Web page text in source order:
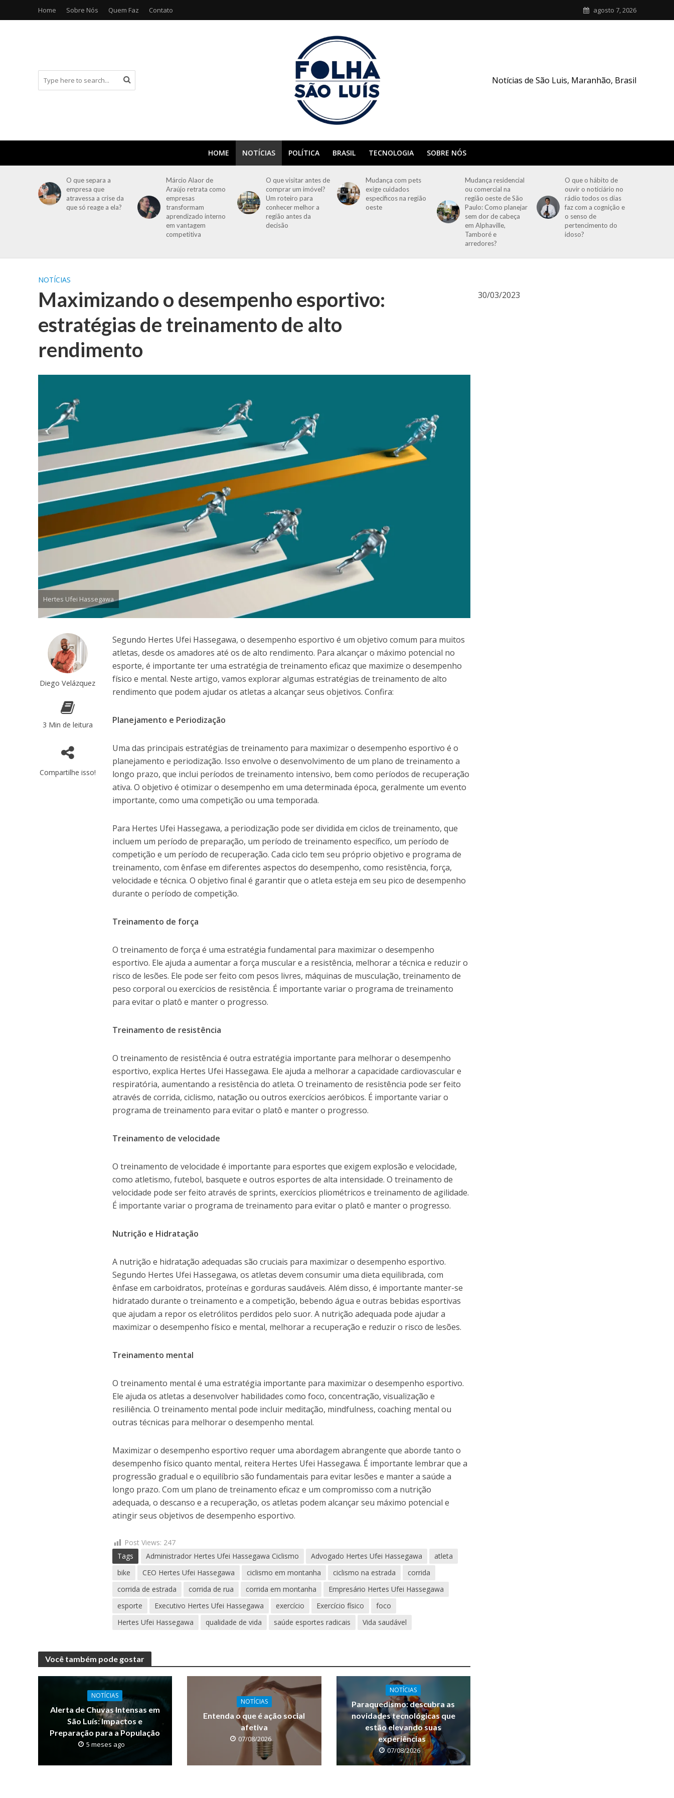
Home Sobre Nós Quem Faz Contato agosto 7, 2026
Notícias de São Luis, Maranhão, Brasil
HOME NOTÍCIAS POLÍTICA BRASIL TECNOLOGIA SOBRE NÓS
O que separa a
empresa que
atravessa a crise da
que só reage a ela?
Márcio Alaor de
Araújo retrata como
empresas
transformam
aprendizado interno
em vantagem
competitiva
O que visitar antes de
comprar um imóvel?
Um roteiro para
conhecer melhor a
região antes da
decisão
Mudança com pets
exige cuidados
específicos na região
oeste
Mudança residencial
ou comercial na
região oeste de São
Paulo: Como planejar
sem dor de cabeça
em Alphaville,
Tamboré e
arredores?
O que o hábito de
ouvir o noticiário no
rádio todos os dias
faz com a cognição e
o senso de
pertencimento do
idoso?
NOTÍCIAS
Maximizando o desempenho esportivo:
estratégias de treinamento de alto
rendimento
Hertes Ufei Hassegawa
Diego Velázquez
3 Min de leitura
Compartilhe isso!
Segundo Hertes Ufei Hassegawa, o desempenho esportivo é um objetivo comum para muitos
atletas, desde os amadores até os de alto rendimento. Para alcançar o máximo potencial no
esporte, é importante ter uma estratégia de treinamento eficaz que maximize o desempenho
físico e mental. Neste artigo, vamos explorar algumas estratégias de treinamento de alto
rendimento que podem ajudar os atletas a alcançar seus objetivos. Confira:
Planejamento e Periodização
Uma das principais estratégias de treinamento para maximizar o desempenho esportivo é o
planejamento e periodização. Isso envolve o desenvolvimento de um plano de treinamento a
longo prazo, que inclui períodos de treinamento intensivo, bem como períodos de recuperação
ativa. O objetivo é otimizar o desempenho em uma determinada época, geralmente um evento
importante, como uma competição ou uma temporada.
Para Hertes Ufei Hassegawa, a periodização pode ser dividida em ciclos de treinamento, que
incluem um período de preparação, um período de treinamento específico, um período de
competição e um período de recuperação. Cada ciclo tem seu próprio objetivo e programa de
treinamento, com ênfase em diferentes aspectos do desempenho, como resistência, força,
velocidade e técnica. O objetivo final é garantir que o atleta esteja em seu pico de desempenho
durante o período de competição.
Treinamento de força
O treinamento de força é uma estratégia fundamental para maximizar o desempenho
esportivo. Ele ajuda a aumentar a força muscular e a resistência, melhorar a técnica e reduzir o
risco de lesões. Ele pode ser feito com pesos livres, máquinas de musculação, treinamento de
peso corporal ou exercícios de resistência. É importante variar o programa de treinamento
para evitar o platô e manter o progresso.
Treinamento de resistência
O treinamento de resistência é outra estratégia importante para melhorar o desempenho
esportivo, explica Hertes Ufei Hassegawa. Ele ajuda a melhorar a capacidade cardiovascular e
respiratória, aumentando a resistência do atleta. O treinamento de resistência pode ser feito
através de corrida, ciclismo, natação ou outros exercícios aeróbicos. É importante variar o
programa de treinamento para evitar o platô e manter o progresso.
Treinamento de velocidade
O treinamento de velocidade é importante para esportes que exigem explosão e velocidade,
como atletismo, futebol, basquete e outros esportes de alta intensidade. O treinamento de
velocidade pode ser feito através de sprints, exercícios pliométricos e treinamento de agilidade.
É importante variar o programa de treinamento para evitar o platô e manter o progresso.
Nutrição e Hidratação
A nutrição e hidratação adequadas são cruciais para maximizar o desempenho esportivo.
Segundo Hertes Ufei Hassegawa, os atletas devem consumir uma dieta equilibrada, com
ênfase em carboidratos, proteínas e gorduras saudáveis. Além disso, é importante manter-se
hidratado durante o treinamento e a competição, bebendo água e outras bebidas esportivas
que ajudam a repor os eletrólitos perdidos pelo suor. A nutrição adequada pode ajudar a
maximizar o desempenho físico e mental, melhorar a recuperação e reduzir o risco de lesões.
Treinamento mental
O treinamento mental é uma estratégia importante para maximizar o desempenho esportivo.
Ele ajuda os atletas a desenvolver habilidades como foco, concentração, visualização e
resiliência. O treinamento mental pode incluir meditação, mindfulness, coaching mental ou
outras técnicas para melhorar o desempenho mental.
Maximizar o desempenho esportivo requer uma abordagem abrangente que aborde tanto o
desempenho físico quanto mental, reitera Hertes Ufei Hassegawa. É importante lembrar que a
progressão gradual e o equilíbrio são fundamentais para evitar lesões e manter a saúde a
longo prazo. Com um plano de treinamento eficaz e um compromisso com a nutrição
adequada, o descanso e a recuperação, os atletas podem alcançar seu máximo potencial e
atingir seus objetivos de desempenho esportivo.
Post Views: 247
Tags
Administrador Hertes Ufei Hassegawa Ciclismo Advogado Hertes Ufei Hassegawa
atleta
bike
CEO Hertes Ufei Hassegawa ciclismo em montanha ciclismo na estrada
corrida
corrida de estrada
corrida de rua corrida em montanha
Empresário Hertes Ufei Hassegawa
esporte
Executivo Hertes Ufei Hassegawa exercício Exercício físico
foco
Hertes Ufei Hassegawa
qualidade de vida saúde esportes radicais Vida saudável
Você também pode gostar
NOTÍCIAS
Alerta de Chuvas Intensas em
São Luís: Impactos e
Preparação para a População
5 meses ago
NOTÍCIAS
Entenda o que é ação social
afetiva
07/08/2026
NOTÍCIAS
Paraquedismo: descubra as
novidades tecnológicas que
estão elevando suas
experiências
07/08/2026
30/03/2023